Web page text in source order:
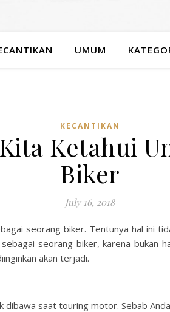
UMUM
KECANTIKAN
Ketahui
Biker
July 16, 2018
seorang biker. Tentunya hal ini
seorang biker, karena bukan
akan terjadi.
saat touring motor. Sebab